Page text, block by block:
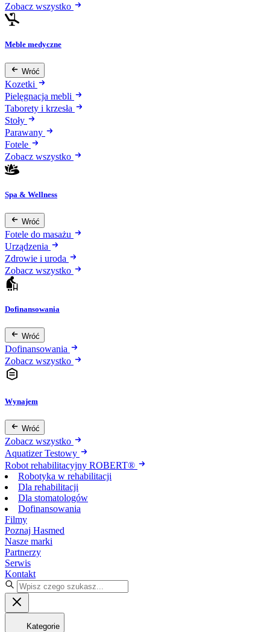
Zobacz wszystko
Meble medyczne
Wróć
Kozetki
Pielęgnacja mebli
Taborety i krzesła
Stoły
Parawany
Fotele
Zobacz wszystko
Spa & Wellness
Wróć
Fotele do masażu
Urządzenia
Zdrowie i uroda
Zobacz wszystko
Dofinansowania
Wróć
Dofinansowania
Zobacz wszystko
Wynajem
Wróć
Zobacz wszystko
Aquatizer Testowy
Robot rehabilitacyjny ROBERT®
Robotyka w rehabilitacji
Dla rehabilitacji
Dla stomatologów
Dofinansowania
Filmy
Poznaj Hasmed
Nasze marki
Partnerzy
Serwis
Kontakt
Kategorie